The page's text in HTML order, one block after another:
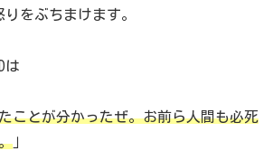
をぶちまけます。
は
ことが分かったぜ。お前ら人間も必死
」